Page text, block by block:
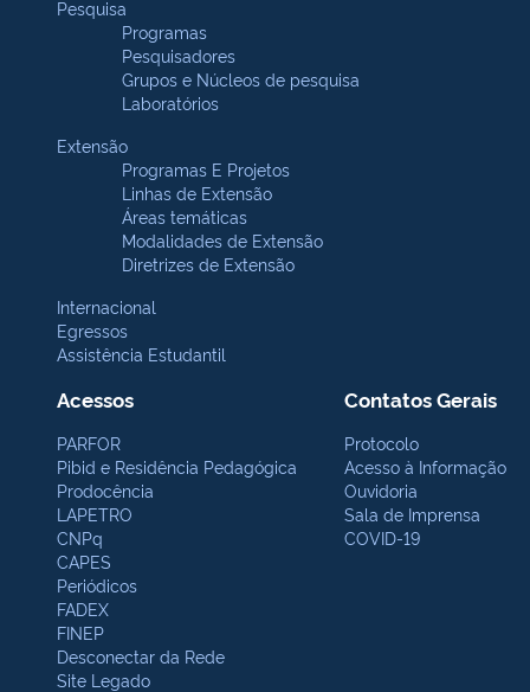
Pesquisa
Programas
Pesquisadores
Grupos e Núcleos de pesquisa
Laboratórios
Extensão
Programas E Projetos
Linhas de Extensão
Áreas temáticas
Modalidades de Extensão
Diretrizes de Extensão
Internacional
Egressos
Assistência Estudantil
Acessos
PARFOR
Pibid e Residência Pedagógica
Prodocência
LAPETRO
CNPq
CAPES
Periódicos
FADEX
FINEP
Desconectar da Rede
Site Legado
Contatos Gerais
Protocolo
Acesso à Informação
Ouvidoria
Sala de Imprensa
COVID-19